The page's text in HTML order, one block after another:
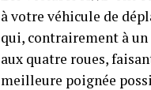
à votre véhicule de
qui, contrairement à
aux quatre roues,
meilleure poignée